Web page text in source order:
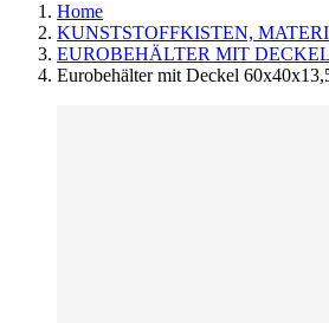
Home
KUNSTSTOFFKISTEN,
EUROBEHÄLTER MIT DECKEL
Eurobehälter mit Deckel